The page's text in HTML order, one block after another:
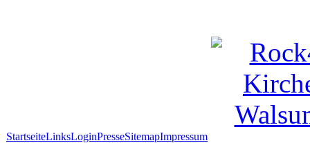
StartseiteLinksLoginPresseSitemapImpressum